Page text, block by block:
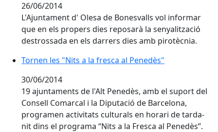
26/06/2014
L'Ajuntament d' Olesa de Bonesvalls vol informar
que en els propers dies reposarà la senyalització
destrossada en els darrers dies amb pirotècnia.
Tornen les "Nits a la fresca al Penedès"
30/06/2014
19 ajuntaments de l'Alt Penedès, amb el suport del
Consell Comarcal i la Diputació de Barcelona,
programen activitats culturals en horari de tarda-
nit dins el programa “Nits a la Fresca al Penedès”.